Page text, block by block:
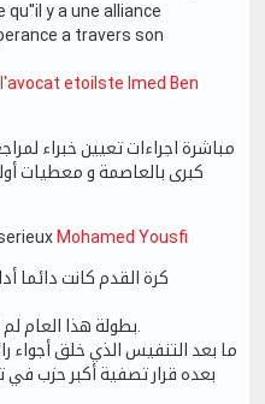
qu''il y a une alliance
a travers son
etoilste Imed Ben
مباشرة اجراءات تعيين خبراء
كبرى بالعاصمة و معطيات
Mohamed Yousfi
كرة القدم كانت دائما
ما بعد التنفيس الذي خلق أجواء
بعده قرار تصفية أكبر حزب